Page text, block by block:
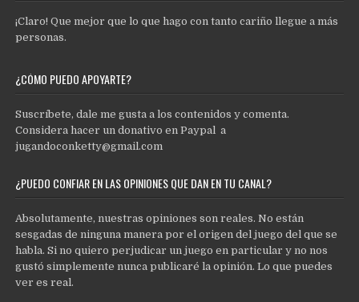
¡Claro! Que mejor que lo que hago con tanto cariño llegue a más
personas.
¿CÓMO PUEDO APOYARTE?
Suscríbete, dale me gusta a los contenidos y comenta.
Considera hacer un donativo en Paypal a
jugandoconketty@gmail.com
¿PUEDO CONFIAR EN LAS OPINIONES QUE DAN EN TU CANAL?
Absolutamente, nuestras opiniones son reales. No están
sesgadas de ninguna manera por el origen del juego del que se
habla. Si no quiero perjudicar un juego en particular y no nos
gustó simplemente nunca publicaré la opinión. Lo que puedes
ver es real.